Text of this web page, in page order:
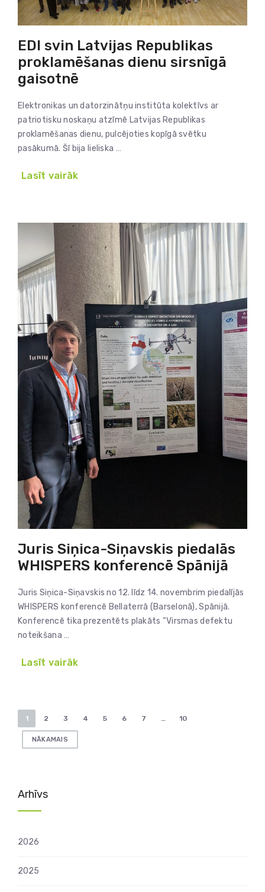
EDI svin Latvijas Republikas
proklamēšanas dienu sirsnīgā
gaisotnē
Elektronikas un datorzinātņu institūta kolektīvs ar
patriotisku noskaņu atzīmē Latvijas Republikas
proklamēšanas dienu, pulcējoties kopīgā svētku
pasākumā. Šī bija lieliska …
Lasīt vairāk
Juris Siņica-Siņavskis piedalās
WHISPERS konferencē Spānijā
Juris Siņica-Siņavskis no 12. līdz 14. novembrim piedalījās
WHISPERS konferencē Bellaterrā (Barselonā), Spānijā.
Konferencē tika prezentēts plakāts “Virsmas defektu
noteikšana …
Lasīt vairāk
Ziņu
numerācija
1 2 3 4 5 6 7 … 10
NĀKAMAIS
Arhīvs
2026
2025